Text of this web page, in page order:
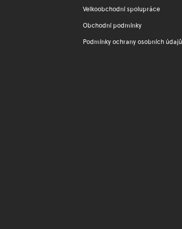
Velkoobchodní spolupráce
Obchodní podmínky
Podmínky ochrany osobních údajů